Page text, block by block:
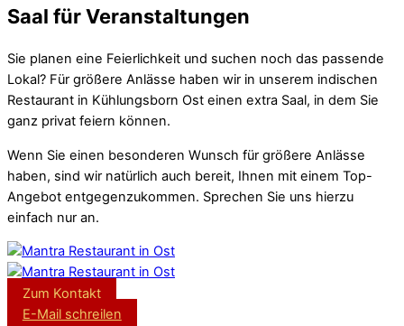
Saal für Veranstaltungen
Sie planen eine Feierlichkeit und suchen noch das passende
Lokal? Für größere Anlässe haben wir in unserem indischen
Restaurant in Kühlungsborn Ost einen extra Saal, in dem Sie
ganz privat feiern können.
Wenn Sie einen besonderen Wunsch für größere Anlässe
haben, sind wir natürlich auch bereit, Ihnen mit einem Top-
Angebot entgegenzukommen. Sprechen Sie uns hierzu
einfach nur an.
Zum Kontakt
E-Mail schreilen